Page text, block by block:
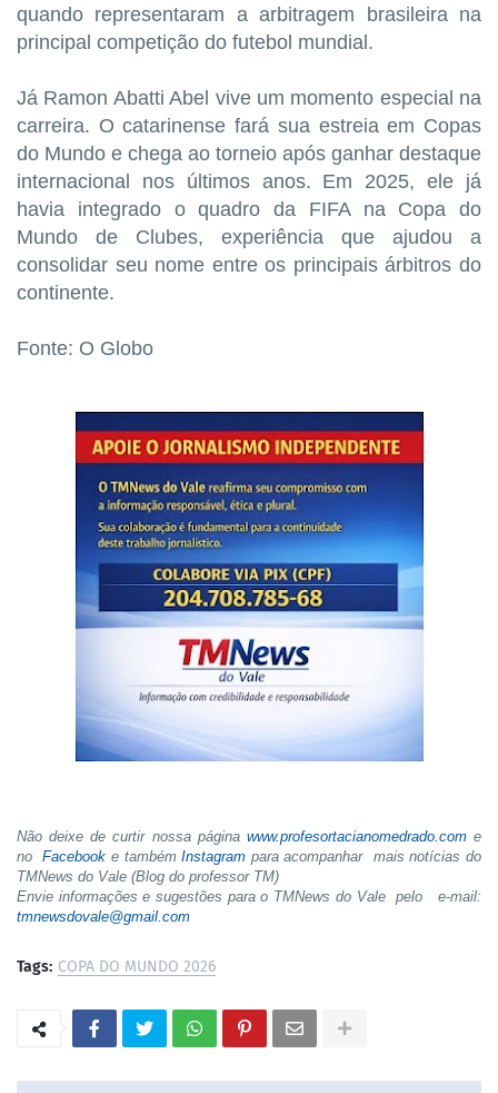
quando representaram a arbitragem brasileira na
principal competição do futebol mundial.
Já Ramon Abatti Abel vive um momento especial na
carreira. O catarinense fará sua estreia em Copas
do Mundo e chega ao torneio após ganhar destaque
internacional nos últimos anos. Em 2025, ele já
havia integrado o quadro da FIFA na Copa do
Mundo de Clubes, experiência que ajudou a
consolidar seu nome entre os principais árbitros do
continente.
Fonte: O Globo
Não deixe de curtir nossa página www.profesortacianomedrado.come
noFacebook e tambémInstagram para acompanhar mais notícias do
TMNews do Vale (Blog do professor TM)
Envie informações e sugestões para o TMNews do Vale pelo e-mail:
tmnewsdovale@gmail.com
Tags: COPA DO MUNDO 2026